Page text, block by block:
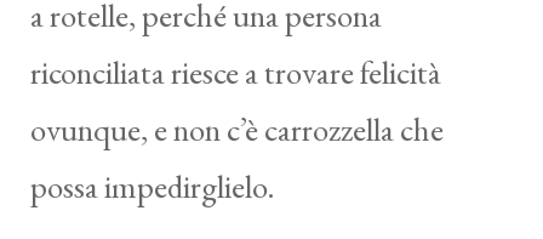
a rotelle, perché una persona
riconciliata riesce a trovare felicità
ovunque, e non c’è carrozzella che
possa impedirglielo.